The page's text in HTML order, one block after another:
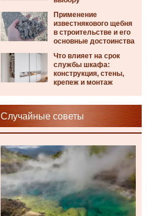
Применение
известнякового щебня
в строительстве и его
основные достоинства
Что влияет на срок
службы шкафа:
конструкция, стены,
крепеж и монтаж
Случайные советы